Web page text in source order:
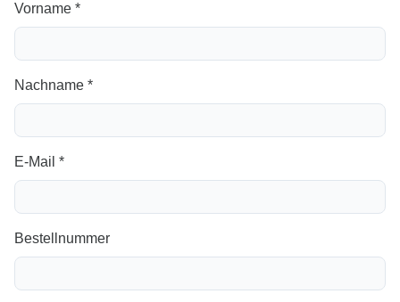
Vorname *
Nachname *
E-Mail *
Bestellnummer